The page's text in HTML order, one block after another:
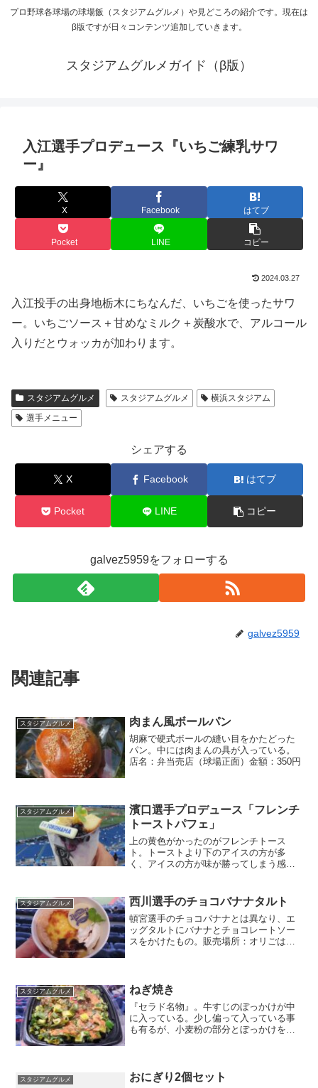
プロ野球各球場の球場飯（スタジアムグルメ）や見どころの紹介です。現在は
β版ですが日々コンテンツ追加していきます。
スタジアムグルメガイド（β版）
入江選手プロデュース『いちご練乳サワ
ー』
X Facebook はてブ
Pocket LINE コピー
2024.03.27
入江投手の出身地栃木にちなんだ、いちごを使ったサワ
ー。いちごソース＋甘めなミルク＋炭酸水で、アルコール
入りだとウォッカが加わります。
スタジアムグルメ スタジアムグルメ
横浜スタジアム
選手メニュー
シェアする
X Facebook はてブ
Pocket LINE コピー
galvez5959をフォローする
galvez5959
関連記事
スタジアムグルメ 肉まん風ボールパン
胡麻で硬式ボールの縫い目をかたどった
パン。中には肉まんの具が入っている。
店名：弁当売店（球場正面）金額：350円
スタジアムグルメ
濱口選手プロデュース「フレンチ
トーストパフェ」
上の黄色がかったのがフレンチトース
ト。トーストより下のアイスの方が多
く、アイスの方が味が勝ってしまう感じ
な。
スタジアムグルメ 西川選手のチョコバナナタルト
頓宮選手のチョコバナナとは異なり、エ
ッグタルトにバナナとチョコレートソー
スをかけたもの。販売場所：オリごはん
スタジアムグルメ ねぎ焼き
『セラド名物』。牛すじのぼっかけが中
に入っている。少し偏って入っている事
も有るが、小麦粉の部分とぼっかけを混
スタジアムグルメ おにぎり2個セット